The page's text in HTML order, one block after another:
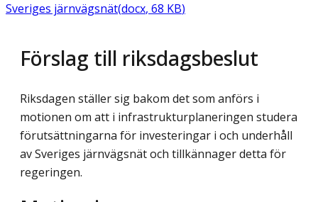
Sveriges järnvägsnät(docx, 68 KB)
Förslag till riksdagsbeslut
Riksdagen ställer sig bakom det som anförs i
motionen om att i infrastrukturplaneringen studera
förutsättningarna för investeringar i och underhåll
av Sveriges järnvägsnät och tillkännager detta för
regeringen.